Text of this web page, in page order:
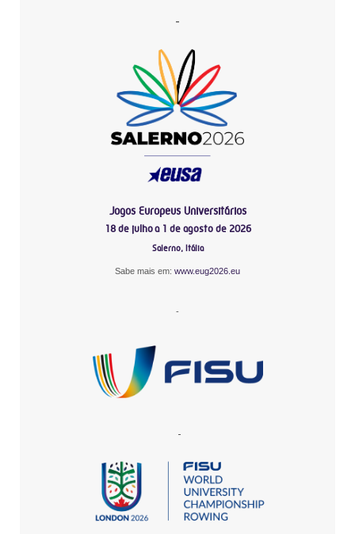
-
Jogos Europeus Universitários
18 de julho a 1 de agosto de 2026
Salerno, Itália
Sabe mais em: www.eug2026.eu
-
-